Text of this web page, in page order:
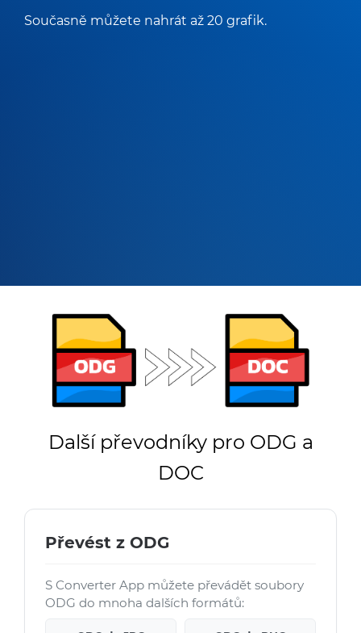
Současně můžete nahrát až 20 grafik.
Další převodníky pro ODG a
DOC
Převést z ODG
S Converter App můžete převádět soubory
ODG do mnoha dalších formátů: